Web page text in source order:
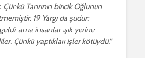
Çünkü Tanrının biricik Oğlunun
19 Yargı da şudur:
ama insanlar ışık yerine
Çünkü yaptıkları işler kötüydü.”